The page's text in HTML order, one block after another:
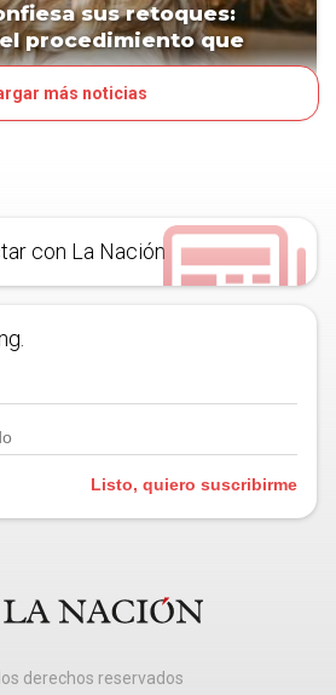
sus retoques:
procedimiento que
más noticias
con La Nación
Listo, quiero suscribirme
derechos reservados